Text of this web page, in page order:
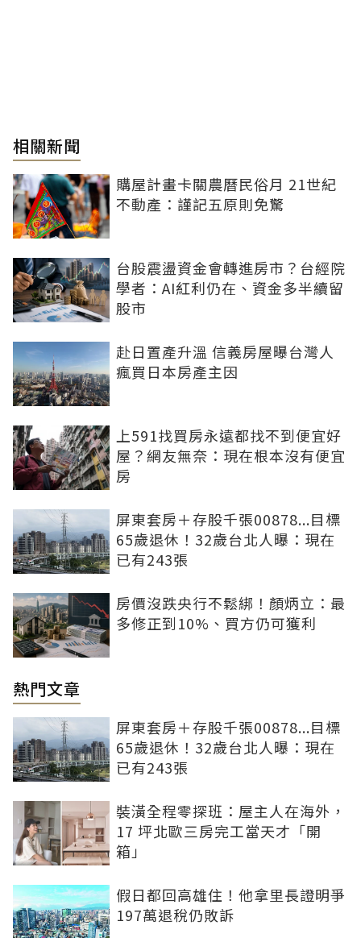
相關新聞
購屋計畫卡關農曆民俗月 21世紀
不動產：謹記五原則免驚
台股震盪資金會轉進房市？台經院
學者：AI紅利仍在、資金多半續留
股市
赴日置產升溫 信義房屋曝台灣人
瘋買日本房產主因
上591找買房永遠都找不到便宜好
屋？網友無奈：現在根本沒有便宜
房
屏東套房＋存股千張00878...目標
65歲退休！32歲台北人曝：現在
已有243張
房價沒跌央行不鬆綁！顏炳立：最
多修正到10%、買方仍可獲利
熱門文章
屏東套房＋存股千張00878...目標
65歲退休！32歲台北人曝：現在
已有243張
裝潢全程零探班：屋主人在海外，
17 坪北歐三房完工當天才「開
箱」
假日都回高雄住！他拿里長證明爭
197萬退稅仍敗訴